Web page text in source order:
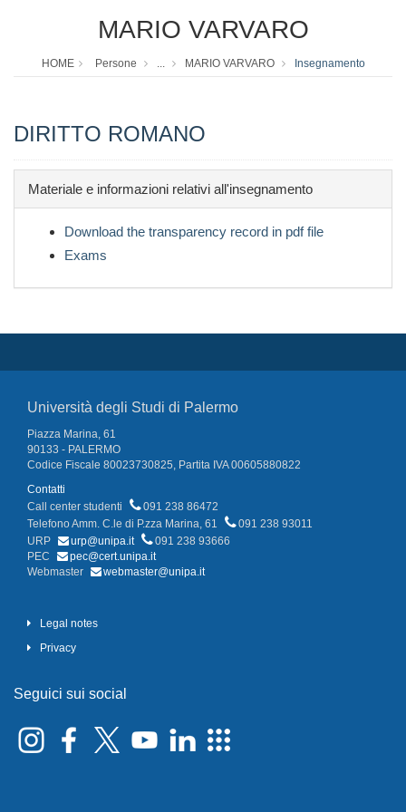
MARIO VARVARO
HOME Persone ... MARIO VARVARO Insegnamento
DIRITTO ROMANO
Materiale e informazioni relativi all'insegnamento
Download the transparency record in pdf file
Exams
Università degli Studi di Palermo
Piazza Marina, 61
90133 - PALERMO
Codice Fiscale 80023730825, Partita IVA 00605880822
Contatti
Call center studenti
091 238 86472
Telefono Amm. C.le di P.zza Marina, 61
091 238 93011
URP
urp@unipa.it
091 238 93666
PEC
pec@cert.unipa.it
Webmaster
webmaster@unipa.it
Legal notes
Privacy
Seguici sui social